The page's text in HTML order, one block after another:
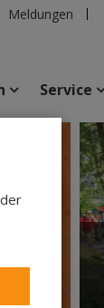
Meldungen
Veranstaltungen
Service